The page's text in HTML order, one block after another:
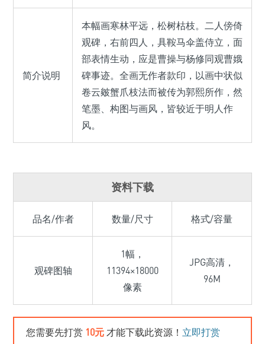
简介说明
本幅画寒林平远，松树枯枝。二人傍倚
观碑，右前四人，具鞍马伞盖侍立，面
部表情生动，应是曹操与杨修同观曹娥
碑事迹。全画无作者款印，以画中状似
卷云皴蟹爪枝法而被传为郭熙所作，然
笔墨、构图与画风，皆较近于明人作
风。
资料下载
品名/作者 数量/尺寸 格式/容量
观碑图轴
1幅，
11394×18000
像素
JPG高清，
96M
您需要先打赏 10元 才能下载此资源！ 立即打赏